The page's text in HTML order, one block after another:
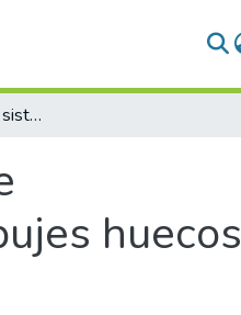
Implementación de un sistema de acondicionamiento eléctrico para la línea de bujes huecos
huecos